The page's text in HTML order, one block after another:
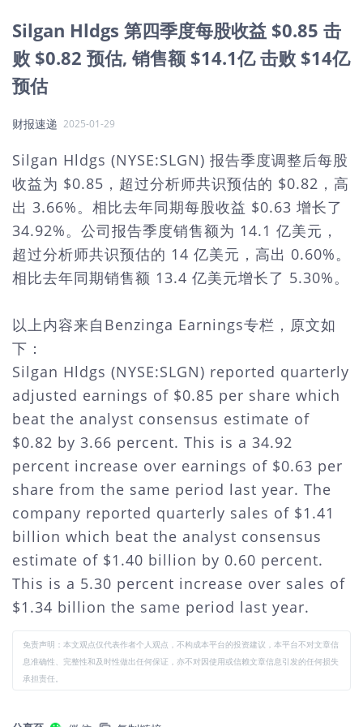
Silgan Hldgs 第四季度每股收益 $0.85 击
败 $0.82 预估, 销售额 $14.1亿 击败 $14亿
预估
财报速递 2025-01-29
Silgan Hldgs (NYSE:SLGN) 报告季度调整后每股
收益为 $0.85，超过分析师共识预估的 $0.82，高
出 3.66%。相比去年同期每股收益 $0.63 增长了
34.92%。公司报告季度销售额为 14.1 亿美元，
超过分析师共识预估的 14 亿美元，高出 0.60%。
相比去年同期销售额 13.4 亿美元增长了 5.30%。
以上内容来自Benzinga Earnings专栏，原文如
下：
Silgan Hldgs (NYSE:SLGN) reported quarterly
adjusted earnings of $0.85 per share which
beat the analyst consensus estimate of
$0.82 by 3.66 percent. This is a 34.92
percent increase over earnings of $0.63 per
share from the same period last year. The
company reported quarterly sales of $1.41
billion which beat the analyst consensus
estimate of $1.40 billion by 0.60 percent.
This is a 5.30 percent increase over sales of
$1.34 billion the same period last year.
免责声明：本文观点仅代表作者个人观点，不构成本平台的投资建议，本平台不对文章信
息准确性、完整性和及时性做出任何保证，亦不对因使用或信赖文章信息引发的任何损失
承担责任。